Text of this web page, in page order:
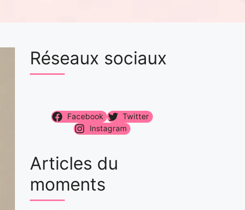
Réseaux sociaux
Facebook
Twitter
Instagram
Articles du
moments